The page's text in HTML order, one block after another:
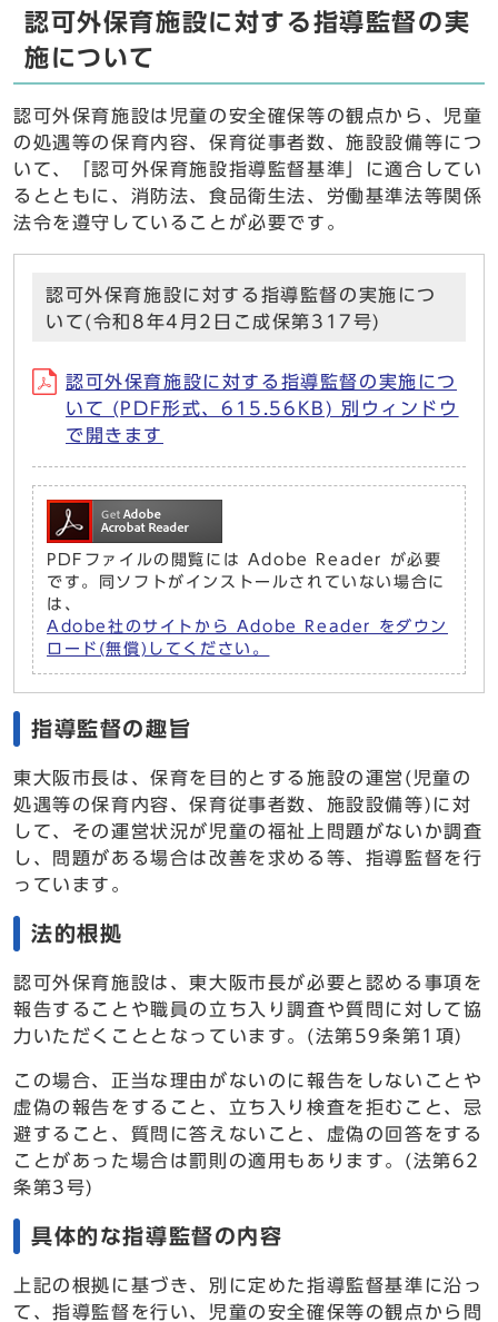
認可外保育施設に対する指導監督の実
施について
認可外保育施設は児童の安全確保等の観点から、児童
の処遇等の保育内容、保育従事者数、施設設備等につ
いて、「認可外保育施設指導監督基準」に適合してい
るとともに、消防法、食品衛生法、労働基準法等関係
法令を遵守していることが必要です。
認可外保育施設に対する指導監督の実施につ
いて(令和8年4月2日こ成保第317号)
認可外保育施設に対する指導監督の実施につ
いて (PDF形式、615.56KB) 別ウィンドウ
で開きます
PDFファイルの閲覧には Adobe Reader が必要
です。同ソフトがインストールされていない場合に
は、
Adobe社のサイトから Adobe Reader をダウン
ロード(無償)してください。
指導監督の趣旨
東大阪市長は、保育を目的とする施設の運営(児童の
処遇等の保育内容、保育従事者数、施設設備等)に対
して、その運営状況が児童の福祉上問題がないか調査
し、問題がある場合は改善を求める等、指導監督を行
っています。
法的根拠
認可外保育施設は、東大阪市長が必要と認める事項を
報告することや職員の立ち入り調査や質問に対して協
力いただくこととなっています。(法第59条第1項)
この場合、正当な理由がないのに報告をしないことや
虚偽の報告をすること、立ち入り検査を拒むこと、忌
避すること、質問に答えないこと、虚偽の回答をする
ことがあった場合は罰則の適用もあります。(法第62
条第3号)
具体的な指導監督の内容
上記の根拠に基づき、別に定めた指導監督基準に沿っ
て、指導監督を行い、児童の安全確保等の観点から問